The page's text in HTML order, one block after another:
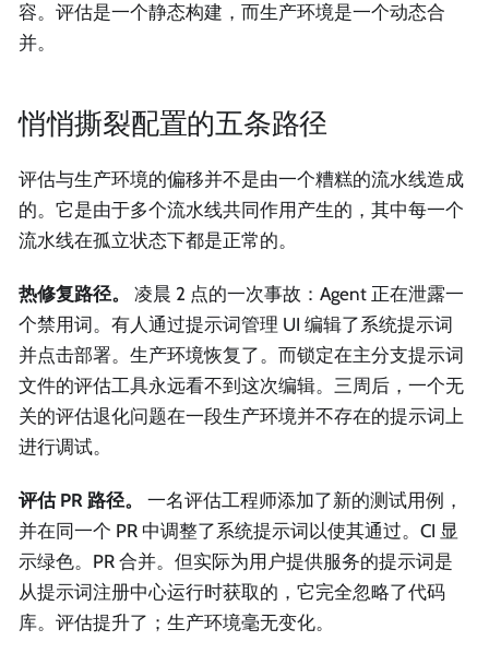
容。评估是一个静态构建，而生产环境是一个动态合
并。
悄悄撕裂配置的五条路径
评估与生产环境的偏移并不是由一个糟糕的流水线造成
的。它是由于多个流水线共同作用产生的，其中每一个
流水线在孤立状态下都是正常的。
热修复路径。
凌晨 2 点的一次事故：Agent 正在泄露一
个禁用词。有人通过提示词管理 UI 编辑了系统提示词
并点击部署。生产环境恢复了。而锁定在主分支提示词
文件的评估工具永远看不到这次编辑。三周后，一个无
关的评估退化问题在一段生产环境并不存在的提示词上
进行调试。
评估 PR 路径。
一名评估工程师添加了新的测试用例，
并在同一个 PR 中调整了系统提示词以使其通过。CI 显
示绿色。PR 合并。但实际为用户提供服务的提示词是
从提示词注册中心运行时获取的，它完全忽略了代码
库。评估提升了；生产环境毫无变化。